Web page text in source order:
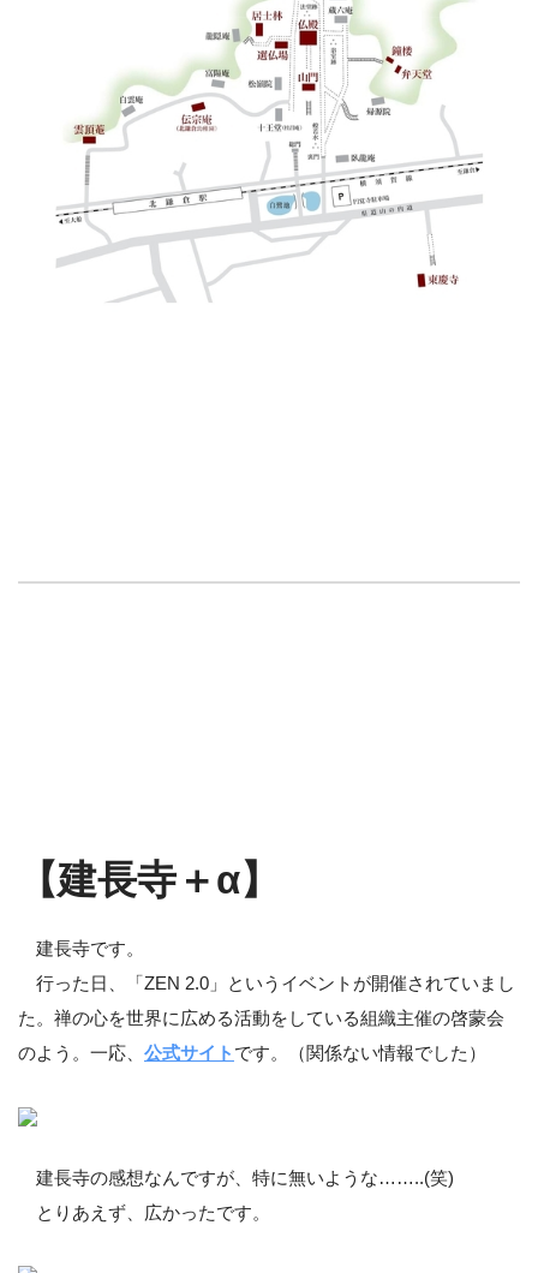
【建長寺＋α】
建長寺です。
行った日、「ZEN 2.0」というイベントが開催されていまし
た。禅の心を世界に広める活動をしている組織主催の啓蒙会
のよう。一応、 公式サイト です。（関係ない情報でした）
建長寺の感想なんですが、特に無いような……..(笑)
とりあえず、広かったです。